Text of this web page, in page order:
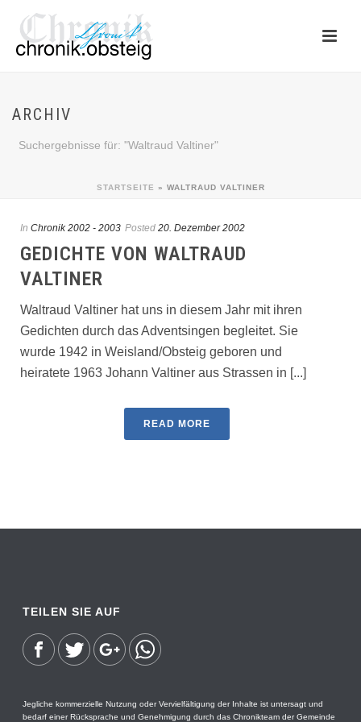
ARCHIV
Suchergebnisse für: "Waltraud Valtiner"
STARTSEITE » WALTRAUD VALTINER
In Chronik 2002 - 2003 Posted 20. Dezember 2002
GEDICHTE VON WALTRAUD
VALTINER
Waltraud Valtiner hat uns in diesem Jahr mit ihren
Gedichten durch das Adventsingen begleitet. Sie
wurde 1942 in Weisland/Obsteig geboren und
heiratete 1963 Johann Valtiner aus Strassen in [...]
READ MORE
TEILEN SIE AUF
Jegliche kommerzielle Nutzung oder Vervielfältigung der Inhalte ist untersagt und
bedarf einer Rücksprache und Genehmigung durch das Chronikteam der Gemeinde